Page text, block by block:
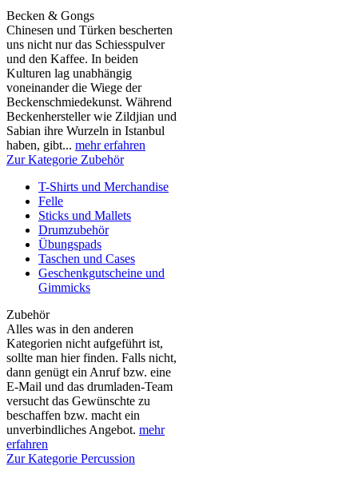
Becken & Gongs
Chinesen und Türken bescherten
uns nicht nur das Schiesspulver
und den Kaffee. In beiden
Kulturen lag unabhängig
voneinander die Wiege der
Beckenschmiedekunst. Während
Beckenhersteller wie Zildjian und
Sabian ihre Wurzeln in Istanbul
haben, gibt... mehr erfahren
Zur Kategorie Zubehör
T-Shirts und Merchandise
Felle
Sticks und Mallets
Drumzubehör
Übungspads
Taschen und Cases
Geschenkgutscheine und
Gimmicks
Zubehör
Alles was in den anderen
Kategorien nicht aufgeführt ist,
sollte man hier finden. Falls nicht,
dann genügt ein Anruf bzw. eine
E-Mail und das drumladen-Team
versucht das Gewünschte zu
beschaffen bzw. macht ein
unverbindliches Angebot. mehr
erfahren
Zur Kategorie Percussion